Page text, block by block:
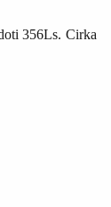
356Ls. Cirka